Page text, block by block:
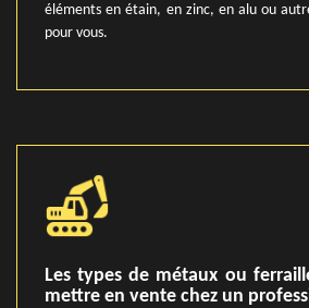
éléments en étain, en zinc, en alu ou
pour vous.
Les types de métaux ou
mettre en vente chez un